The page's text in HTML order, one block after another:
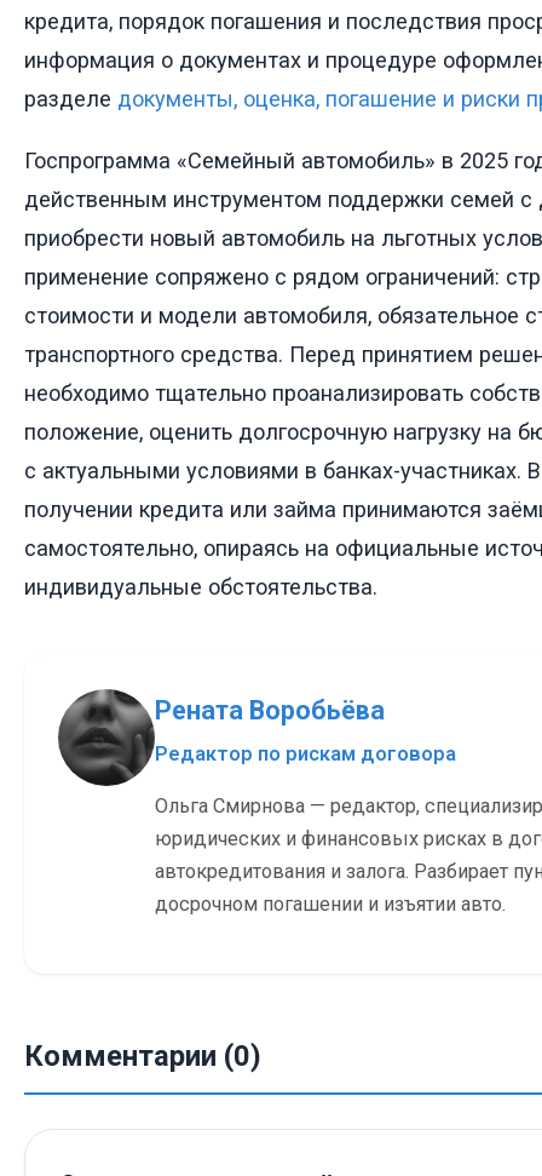
кредита, порядок погашения и последствия
информация о документах и процедуре
разделе документы, оценка, погашение и риски
Госпрограмма «Семейный автомобиль» в 2025
действенным инструментом поддержки семей
приобрести новый автомобиль на льготных
применение сопряжено с рядом ограничений:
стоимости и модели автомобиля, обязательное
транспортного средства. Перед принятием
необходимо тщательно проанализировать
положение, оценить долгосрочную нагрузку на
с актуальными условиями в банках-участниках.
получении кредита или займа принимаются
самостоятельно, опираясь на официальные
индивидуальные обстоятельства.
Рената Воробьёва
Редактор по рискам договора
Ольга Смирнова — редактор,
юридических и финансовых рисках в
автокредитования и залога. Разбирает
досрочном погашении и изъятии авто.
Комментарии (0)